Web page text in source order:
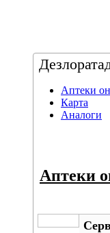
Аптеки
Карта
Аналоги
Аптеки